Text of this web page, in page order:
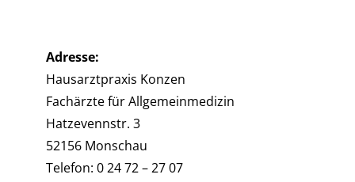
Adresse:
Hausarztpraxis Konzen
Fachärzte für Allgemeinmedizin
Hatzevennstr. 3
52156 Monschau
Telefon: 0 24 72 – 27 07